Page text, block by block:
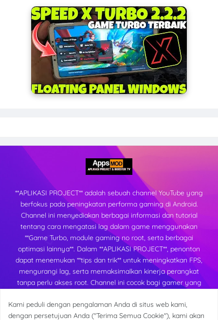
**APLIKASI PROJECT** adalah sebuah channel YouTube yang
berfokus pada peningkatan performa gaming di Android.
Channel ini menyediakan berbagai informasi dan tutorial
tentang cara mengatasi lag dalam game menggunakan
**Game Turbo, module gaming no root, serta berbagai
optimasi lainnya**. Dalam **APLIKASI PROJECT**, penonton
dapat menemukan **tips dan trik** untuk meningkatkan FPS,
mengurangi lag, serta memaksimalkan kinerja perangkat
tanpa perlu akses root. Channel ini cocok bagi gamer yang
dan stabil di berbagai perangkat Android.
Kami peduli dengan pengalaman Anda di situs web kami,
dengan persetujuan Anda ("Terima Semua Cookie"), kami akan